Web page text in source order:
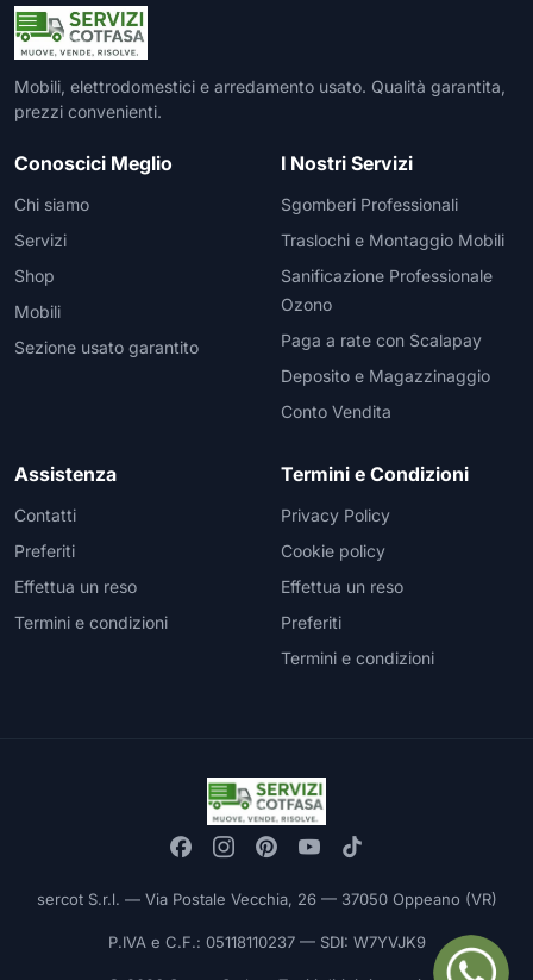
Mobili, elettrodomestici e arredamento usato. Qualità garantita,
prezzi convenienti.
Conoscici Meglio
Chi siamo
Servizi
Shop
Mobili
Sezione usato garantito
I Nostri Servizi
Sgomberi Professionali
Traslochi e Montaggio Mobili
Sanificazione Professionale
Ozono
Paga a rate con Scalapay
Deposito e Magazzinaggio
Conto Vendita
Assistenza
Contatti
Preferiti
Effettua un reso
Termini e condizioni
Termini e Condizioni
Privacy Policy
Cookie policy
Effettua un reso
Preferiti
Termini e condizioni
sercot S.r.l. — Via Postale Vecchia, 26 — 37050 Oppeano (VR)
P.IVA e C.F.: 05118110237 — SDI: W7YVJK9